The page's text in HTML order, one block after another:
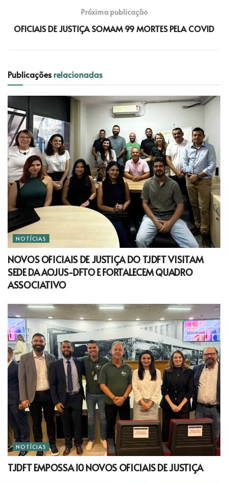
Próxima publicação
OFICIAIS DE JUSTIÇA SOMAM 99 MORTES PELA COVID
Publicaçõesrelacionadas
NOTÍCIAS
NOVOS OFICIAIS DE JUSTIÇA DO TJDFT VISITAM
SEDE DA AOJUS-DFTO E FORTALECEM QUADRO
ASSOCIATIVO
NOTÍCIAS
TJDFT EMPOSSA 10 NOVOS OFICIAIS DE JUSTIÇA